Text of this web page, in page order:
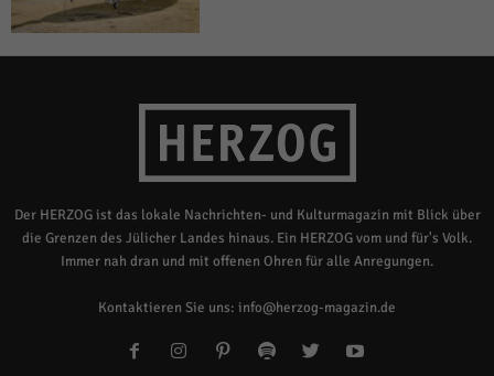
Der HERZOG ist das lokale Nachrichten- und Kulturmagazin mit Blick über
die Grenzen des Jülicher Landes hinaus. Ein HERZOG vom und für's Volk.
Immer nah dran und mit offenen Ohren für alle Anregungen.
Kontaktieren Sie uns: info@herzog-magazin.de